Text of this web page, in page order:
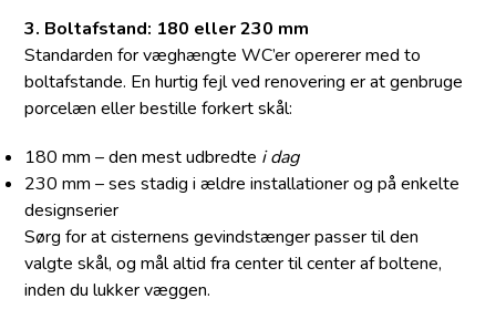
3. Bolt­afstand: 180 eller 230 mm
Standarden for væghængte WC’er opererer med to
boltafstande. En hurtig fejl ved renovering er at genbruge
porcelæn eller bestille forkert skål:
180 mm – den mest udbredte i dag
230 mm – ses stadig i ældre installationer og på enkelte
designserier
Sørg for at cisternens gevindstænger passer til den
valgte skål, og mål altid fra center til center af boltene,
inden du lukker væggen.